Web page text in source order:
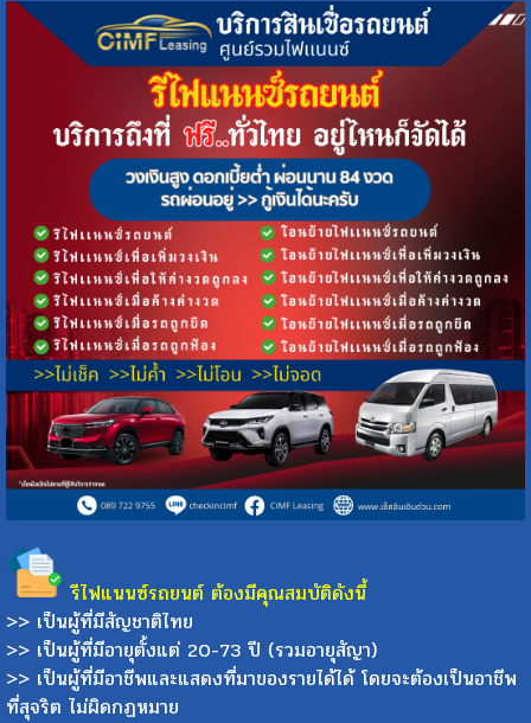
รีไฟแนนซ์รถยนต์ ต้องมีคุณสมบัติดังนี้
>> เป็นผู้ที่มีสัญชาติไทย
>> เป็นผู้ที่มีอายุตั้งแต่ 20-73 ปี (รวมอายุสัญา)
>> เป็นผู้ที่มีอาชีพและแสดงที่มาของรายได้ได้ โดยจะต้องเป็นอาชีพ
ที่สุจริต ไม่ผิดกฏหมาย